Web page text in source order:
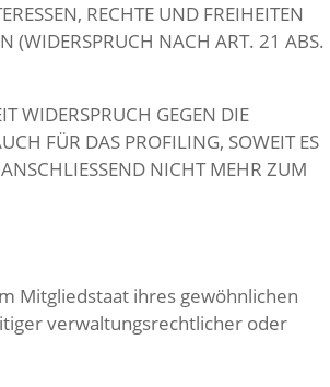
RECHTE UND FREIHEITEN
(WIDERSPRUCH NACH ART. 21 ABS.
WIDERSPRUCH GEGEN DIE
FÜR DAS PROFILING, SOWEIT ES
NICHT MEHR ZUM
Mitgliedstaat ihres gewöhnlichen
verwaltungsrechtlicher oder